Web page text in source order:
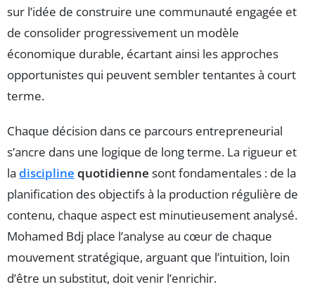
sur l’idée de construire une communauté engagée et
de consolider progressivement un modèle
économique durable, écartant ainsi les approches
opportunistes qui peuvent sembler tentantes à court
terme.
Chaque décision dans ce parcours entrepreneurial
s’ancre dans une logique de long terme. La rigueur et
la discipline quotidienne sont fondamentales : de la
planification des objectifs à la production régulière de
contenu, chaque aspect est minutieusement analysé.
Mohamed Bdj place l’analyse au cœur de chaque
mouvement stratégique, arguant que l’intuition, loin
d’être un substitut, doit venir l’enrichir.